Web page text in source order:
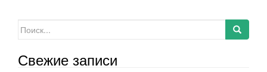
Искать:
Свежие записи